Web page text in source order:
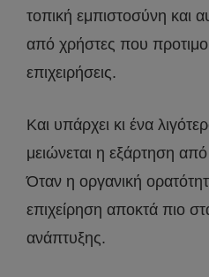
τοπική εμπιστοσύνη και
από χρήστες που
επιχειρήσεις.
Και υπάρχει κι ένα
μειώνεται η εξάρτηση
Όταν η οργανική
επιχείρηση αποκτά πιο
ανάπτυξης.